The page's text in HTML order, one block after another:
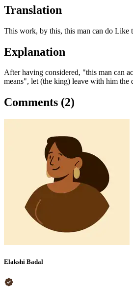
Translation
This work, by this, this man can do Like
Explanation
After having considered, "this man can
means", let (the king) leave with him the
Comments (2)
Elakshi Badal